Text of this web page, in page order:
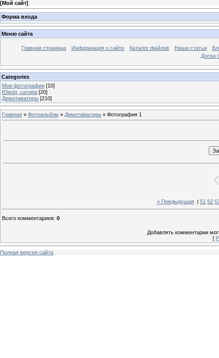
[Мой сайт]
Форма входа
Меню сайта
Главная страница Информация о сайте Каталог файлов Наши статьи
Доска
Categories
Мои фотографии [10]
Юмор, сатира [20]
Демотиваторы [210]
Главная » Фотоальбом » Демотиваторы » Фотография 1
« Предыдущая 51 52
Всего комментариев: 0
Добавлять комментарии
[
Полная версия сайта